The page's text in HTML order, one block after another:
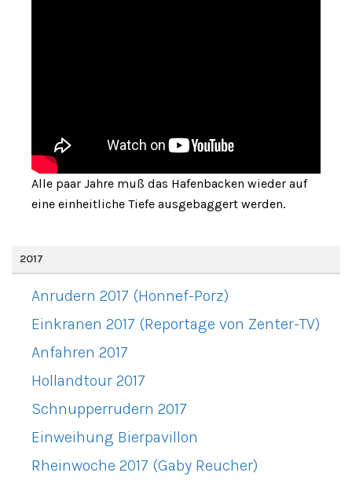
Alle paar Jahre muß das Hafenbacken wieder auf
eine einheitliche Tiefe ausgebaggert werden.
2017
Anrudern 2017 (Honnef-Porz)
Einkranen 2017 (Reportage von Zenter-TV)
Anfahren 2017
Hollandtour 2017
Schnupperrudern 2017
Einweihung Bierpavillon
Rheinwoche 2017 (Gaby Reucher)